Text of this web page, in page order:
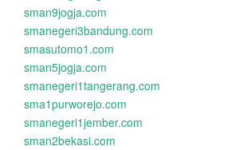
sman9jogja.com
smanegeri3bandung.com
smasutomo1.com
sman5jogja.com
smanegeri1tangerang.com
sma1purworejo.com
smanegeri1jember.com
sman2bekasi.com